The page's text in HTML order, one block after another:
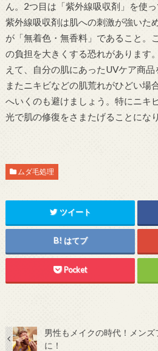
ん。2つ目は「紫外線吸収剤」を使
紫外線吸収剤は肌への刺激が強いた
が「無着色・無香料」であること。
の負担を大きくする恐れがあります
えて、自分の肌にあったUVケア商品
またニキビなどの肌荒れがひどい場
へいくのも避けましょう。特にニキ
光で肌の修復をさまたげることにな
ムダ毛処理
ツイート
はてブ
Pocket
男性もメイクの時代！メン
に！